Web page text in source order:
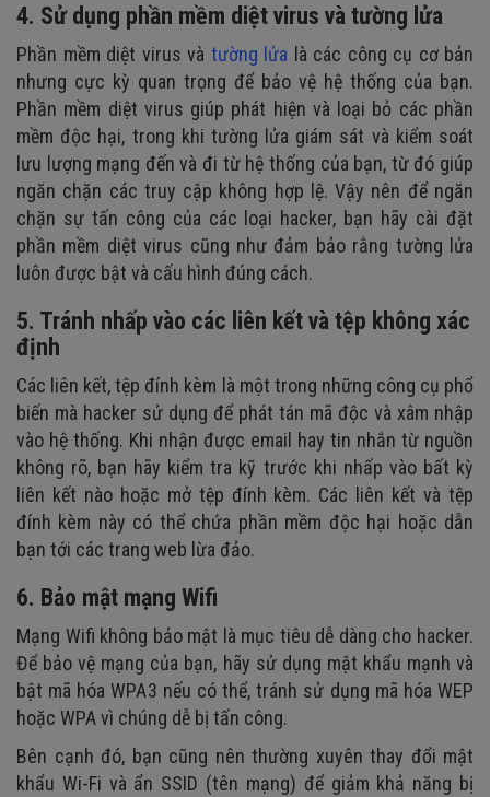
4. Sử dụng phần mềm diệt virus và tường lửa
Phần mềm diệt virus và tường lửa là các công cụ cơ bản
nhưng cực kỳ quan trọng để bảo vệ hệ thống của bạn.
Phần mềm diệt virus giúp phát hiện và loại bỏ các phần
mềm độc hại, trong khi tường lửa giám sát và kiểm soát
lưu lượng mạng đến và đi từ hệ thống của bạn, từ đó giúp
ngăn chặn các truy cập không hợp lệ. Vậy nên để ngăn
chặn sự tấn công của các loại hacker, bạn hãy cài đặt
phần mềm diệt virus cũng như đảm bảo rằng tường lửa
luôn được bật và cấu hình đúng cách.
5. Tránh nhấp vào các liên kết và tệp không xác
định
Các liên kết, tệp đính kèm là một trong những công cụ phổ
biến mà hacker sử dụng để phát tán mã độc và xâm nhập
vào hệ thống. Khi nhận được email hay tin nhắn từ nguồn
không rõ, bạn hãy kiểm tra kỹ trước khi nhấp vào bất kỳ
liên kết nào hoặc mở tệp đính kèm. Các liên kết và tệp
đính kèm này có thể chứa phần mềm độc hại hoặc dẫn
bạn tới các trang web lừa đảo.
6. Bảo mật mạng Wifi
Mạng Wifi không bảo mật là mục tiêu dễ dàng cho hacker.
Để bảo vệ mạng của bạn, hãy sử dụng mật khẩu mạnh và
bật mã hóa WPA3 nếu có thể, tránh sử dụng mã hóa WEP
hoặc WPA vì chúng dễ bị tấn công.
Bên cạnh đó, bạn cũng nên thường xuyên thay đổi mật
khẩu Wi-Fi và ẩn SSID (tên mạng) để giảm khả năng bị